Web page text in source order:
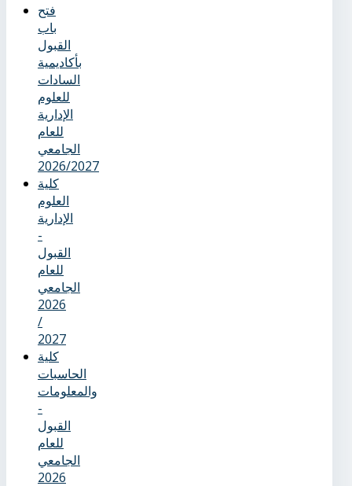
فتح
باب
القبول
بأكاديمية
السادات
للعلوم
الإدارية
للعام
الجامعي
2026/2027
كلية
العلوم
الإدارية
-
القبول
للعام
الجامعي
2026
/
2027
كلية
الحاسبات
والمعلومات
-
القبول
للعام
الجامعي
2026